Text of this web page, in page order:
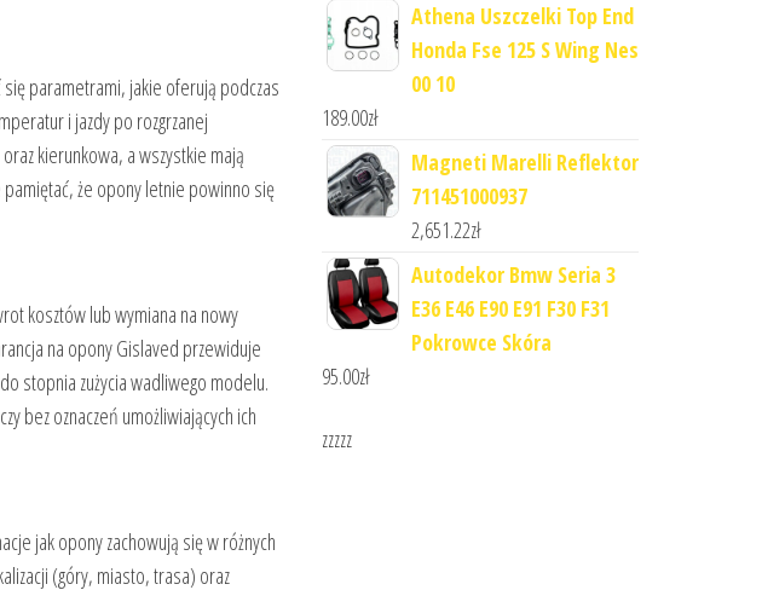
parametrami, jakie oferują podczas
i jazdy po rozgrzanej
kierunkowa, a wszystkie mają
że opony letnie powinno się
kosztów lub wymiana na nowy
na opony Gislaved przewiduje
stopnia zużycia wadliwego modelu.
bez oznaczeń umożliwiających ich
jak opony zachowują się w różnych
(góry, miasto, trasa) oraz
Athena Uszczelki Top End
Honda Fse 125 S Wing Nes
00 10
189.00zł
Magneti Marelli Reflektor
711451000937
2,651.22zł
Autodekor Bmw Seria 3
E36 E46 E90 E91 F30 F31
Pokrowce Skóra
95.00zł
zzzzz